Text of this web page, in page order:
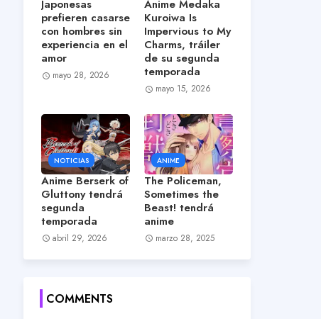
Japonesas
prefieren casarse
con hombres sin
experiencia en el
amor
mayo 28, 2026
Anime Medaka
Kuroiwa Is
Impervious to My
Charms, tráiler
de su segunda
temporada
mayo 15, 2026
NOTICIAS
Anime Berserk of
Gluttony tendrá
segunda
temporada
abril 29, 2026
ANIME
The Policeman,
Sometimes the
Beast! tendrá
anime
marzo 28, 2025
COMMENTS